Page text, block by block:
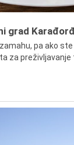
grad
pa ako
za